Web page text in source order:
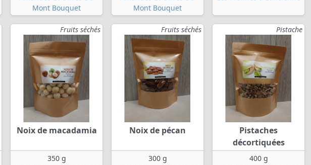
Mont Bouquet
Mont Bouquet
Fruits séchés
Noix de macadamia
350 g
Fruits séchés
Noix de pécan
300 g
Pistache
Pistaches
décortiquées
400 g